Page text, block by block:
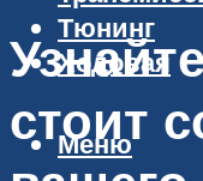
Тюнинг
Ходовая
Меню
стоит